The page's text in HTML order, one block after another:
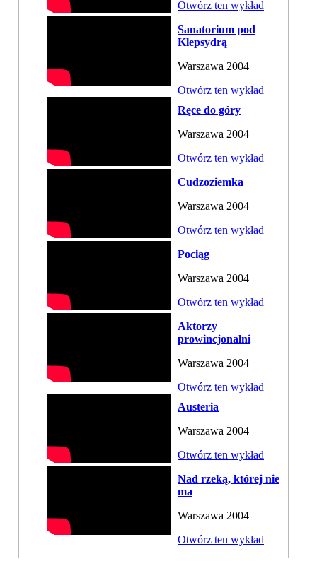
Otwórz ten wykład
Sanatorium pod
Klepsydrą
Warszawa 2004
Otwórz ten wykład
Ręce do góry
Warszawa 2004
Otwórz ten wykład
Cudzoziemka
Warszawa 2004
Otwórz ten wykład
Pociąg
Warszawa 2004
Otwórz ten wykład
Aktorzy
prowincjonalni
Warszawa 2004
Otwórz ten wykład
Austeria
Warszawa 2004
Otwórz ten wykład
Nad rzeką, której nie
ma
Warszawa 2004
Otwórz ten wykład